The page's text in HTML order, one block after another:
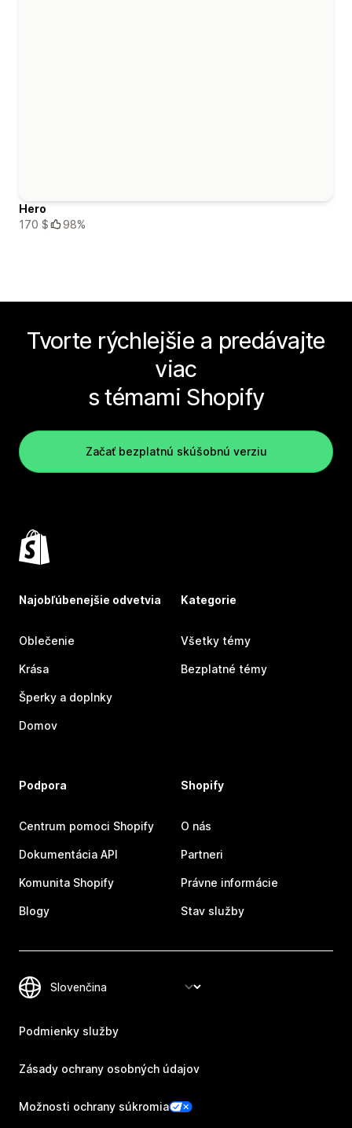
Hero
170 $
98%
Tvorte rýchlejšie a predávajte
viac
s témami Shopify
Začať bezplatnú skúšobnú verziu
Najobľúbenejšie odvetvia
Oblečenie
Krása
Šperky a doplnky
Domov
Kategorie
Všetky témy
Bezplatné témy
Podpora
Centrum pomoci Shopify
Dokumentácia API
Komunita Shopify
Blogy
Shopify
O nás
Partneri
Právne informácie
Stav služby
Podmienky služby
Zásady ochrany osobných údajov
Možnosti ochrany súkromia